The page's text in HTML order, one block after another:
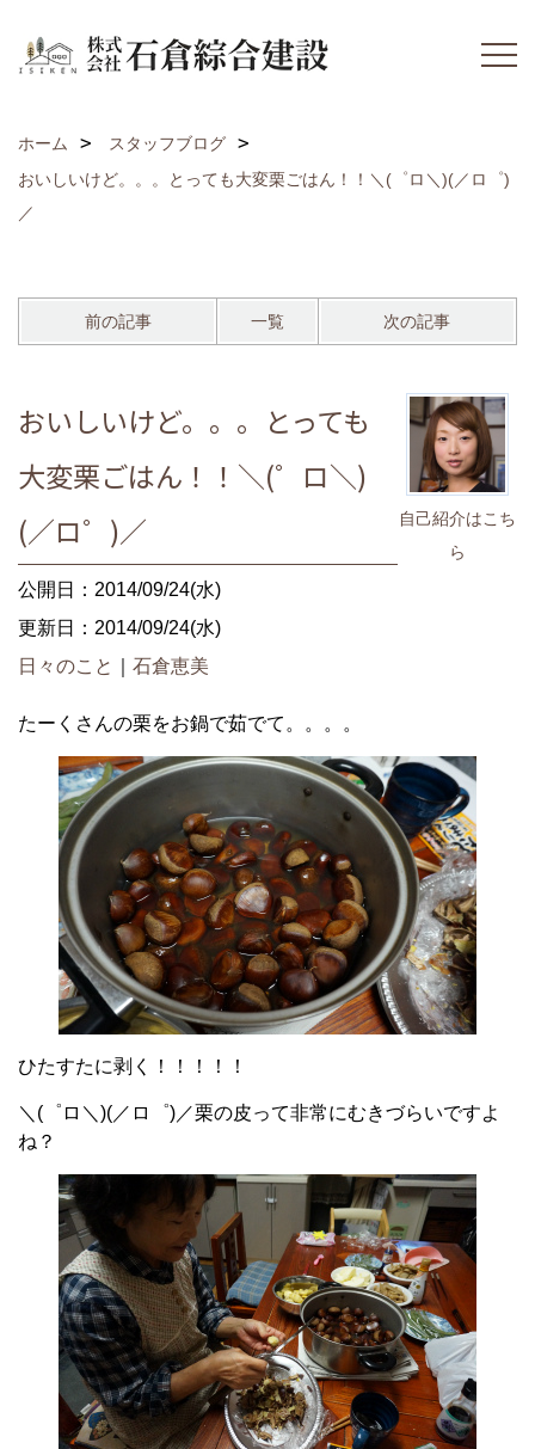
ホーム
スタッフブログ
おいしいけど。。。とっても大変栗ごはん！！＼(゜ロ＼)(／ロ゜)
／
前の記事 一覧 次の記事
自己紹介はこち
ら
おいしいけど。。。とっても
大変栗ごはん！！＼(゜ロ＼)
(／ロ゜)／
公開日：2014/09/24(水)
更新日：2014/09/24(水)
日々のこと
石倉恵美
たーくさんの栗をお鍋で茹でて。。。。
ひたすたに剥く！！！！！
＼(゜ロ＼)(／ロ゜)／栗の皮って非常にむきづらいですよ
ね？